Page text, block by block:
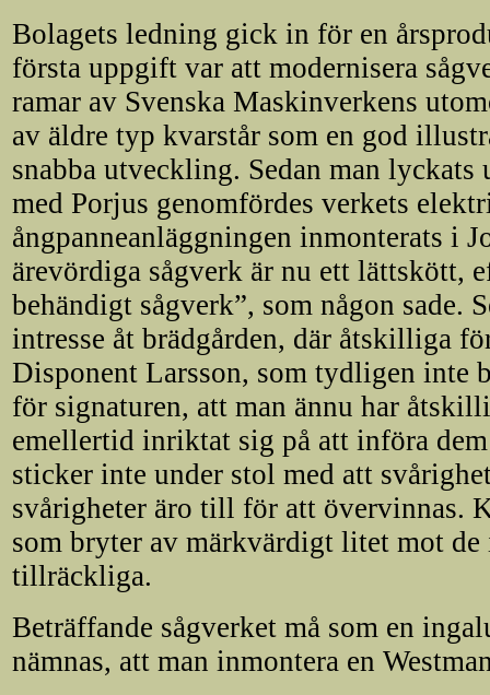
Bolagets ledning gick in för en
första uppgift var att modernisera
ramar av Svenska Maskinverkens
av äldre typ kvarstår som en god
snabba utveckling. Sedan man
med Porjus genomfördes verkets
ångpanneanläggningen inmonterats i
ärevördiga sågverk är nu ett lättskött,
behändigt sågverk”, som någon sade.
intresse åt brädgården, där åtskilliga
Disponent Larsson, som tydligen inte
för signaturen, att man ännu har
emellertid inriktat sig på att införa
sticker inte under stol med att
svårigheter äro till för att övervinnas.
som bryter av märkvärdigt litet mot
tillräckliga.
Beträffande sågverket må som en
nämnas, att man inmontera en